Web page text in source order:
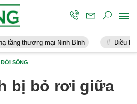
mại Ninh Bình Điều hành kinh tế vĩ
SỐNG
bị bỏ rơi giữa